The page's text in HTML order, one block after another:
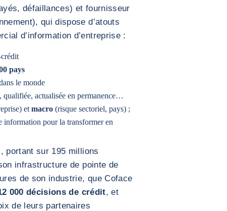
défaillances) et fournisseur
qui dispose d’atouts
d’information d’entreprise :
crédit
pays
le monde
actualisée en permanence…
etmacro (risque sectoriel, pays) ;
information pour la transformer en
portant sur 195 millions
infrastructure de pointe de
de son industrie, que Coface
000 décisions de crédit, et
de leurs partenaires